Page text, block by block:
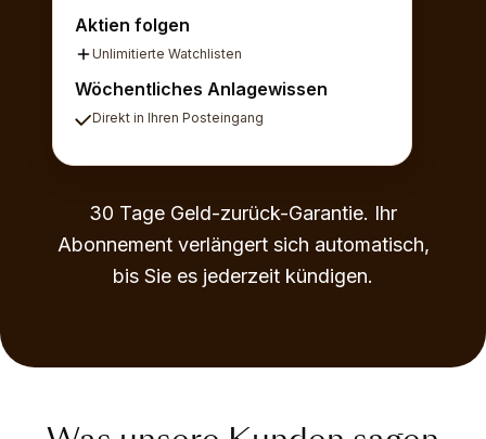
Aktien folgen
Unlimitierte Watchlisten
Wöchentliches Anlagewissen
Direkt in Ihren Posteingang
30 Tage Geld-zurück-Garantie. Ihr
Abonnement verlängert sich automatisch,
bis Sie es jederzeit kündigen.